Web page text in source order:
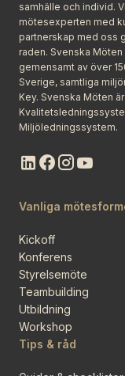
samhälle och individ.
mötesexperten med
partnerskap med oss
raden. Svenska
gemensamt av över
Sverige, samtliga
Key. Svenska Möten
Miljöledningssystem.
Vanliga
Kickoff
Konferens
Styrelsemöte
Teambuilding
Utbildning
Workshop
Tips & råd